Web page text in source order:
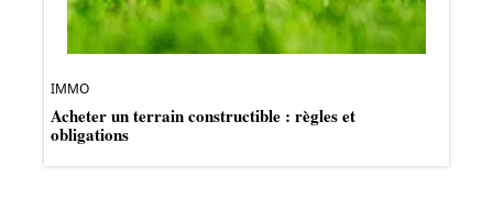
IMMO
Acheter un terrain constructible : règles et
obligations